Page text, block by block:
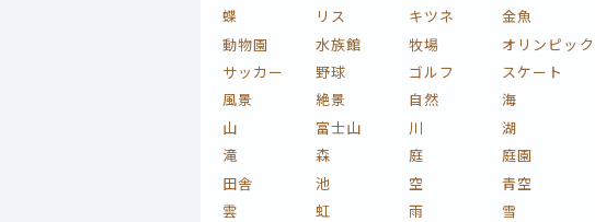
蝶
リス キツネ
金魚
動物園
水族館 牧場
オリンピック
サッカー
野球 ゴルフ
スケート
風景
絶景 自然
海
山
富士山 川
湖
滝
森 庭
庭園
田舎
池 空
青空
雲
虹 雨
雪